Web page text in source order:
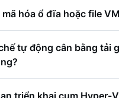
24/7, và bảo
trợ vận hành, bảo trì,
sự cố từ xa. Trong khi
thiếu giám sát,
bảo trì định kỳ.
có thể. Hyper-V
cần dừng hệ thống.
được tự động nhận
giữa các node.
hóa ổ đĩa hoặc file
Hyper-V Cluster hỗ
cấp hệ thống: -
tự động cân bằng tải
Virtual Machine
triển khai cụm Hyper-